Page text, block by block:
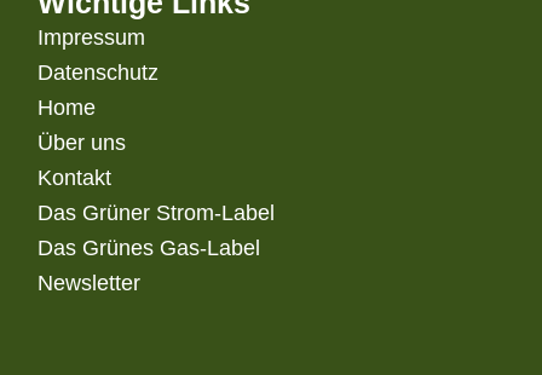
Impressum
Datenschutz
Home
Über uns
Kontakt
Das Grüner Strom-Label
Das Grünes Gas-Label
Newsletter